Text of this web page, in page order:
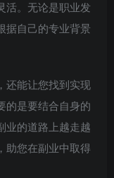
活。无论是职业发
据自己的专业背景
还能让您找到实现
的是要结合自身的
业的道路上越走越
助您在副业中取得